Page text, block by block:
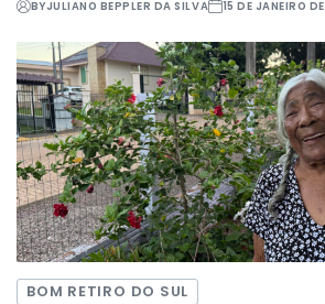
BYJULIANO BEPPLER DA SILVA 15 DE JANEIRO
BOM RETIRO DO SUL